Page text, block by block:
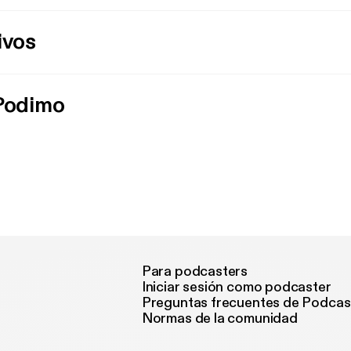
Para podcasters
Iniciar sesión como podcaster
Preguntas frecuentes de
Normas de la comunidad